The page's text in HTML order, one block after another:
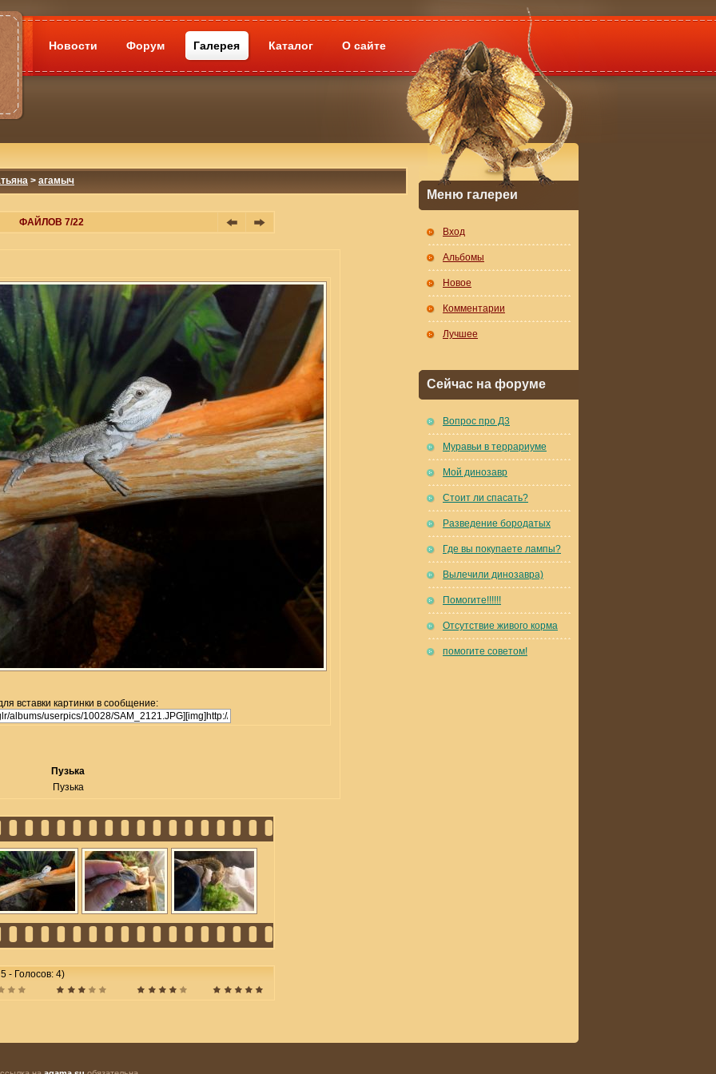
Новости Форум Галерея Каталог О сайте
> агамыч
ФАЙЛОВ 7/22
вставки картинки в сообщение:
Пузька
Пузька
- Голосов: 4)
Меню галереи
Вход
Альбомы
Новое
Комментарии
Лучшее
Сейчас на форуме
Вопрос про Д3
Муравьи в террариуме
Мой динозавр
Стоит ли спасать?
Разведение бородатых
Где вы покупаете лампы?
Вылечили динозавра)
Помогите!!!!!!
Отсутствие живого корма
помогите советом!